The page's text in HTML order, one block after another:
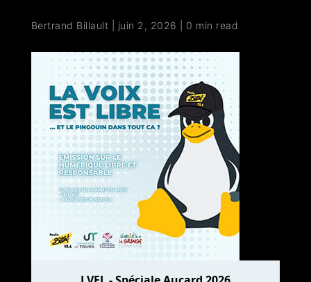
Bertrand Billault juin 2, 2026 0 min read